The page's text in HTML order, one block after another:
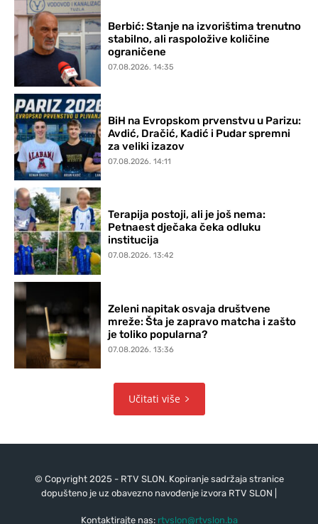
Berbić: Stanje na izvorištima trenutno
stabilno, ali raspoložive količine
ograničene
07.08.2026. 14:35
BiH na Evropskom prvenstvu u Parizu:
Avdić, Dračić, Kadić i Pudar spremni
za veliki izazov
07.08.2026. 14:11
Terapija postoji, ali je još nema:
Petnaest dječaka čeka odluku
institucija
07.08.2026. 13:42
Zeleni napitak osvaja društvene
mreže: Šta je zapravo matcha i zašto
je toliko popularna?
07.08.2026. 13:36
Učitati više
© Copyright 2025 - RTV SLON. Kopiranje sadržaja stranice
dopušteno je uz obavezno navođenje izvora RTV SLON |
Kontaktirajte nas: rtvslon@rtvslon.ba